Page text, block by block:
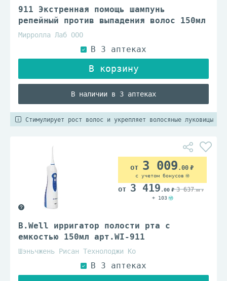
911 Экстренная помощь шампунь
репейный против выпадения волос 150мл
Мирролла Лаб ООО
В наличии в 3 аптеках
Стимулирует рост волос и укрепляет волосяные луковицы
B.Well ирригатор полости рта с
емкостью 150мл арт.WI-911
Шэньчжень Рисан Технолоджи Ко
3 009 .00
с учетом бонусов
3 419 .00 3 637.00
+ 103